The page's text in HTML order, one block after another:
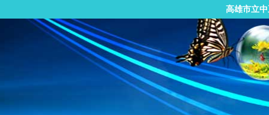
高雄市立